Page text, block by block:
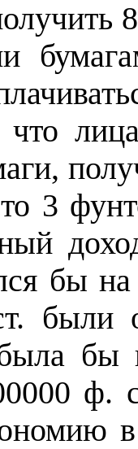
3
бы
были
бы
ф.